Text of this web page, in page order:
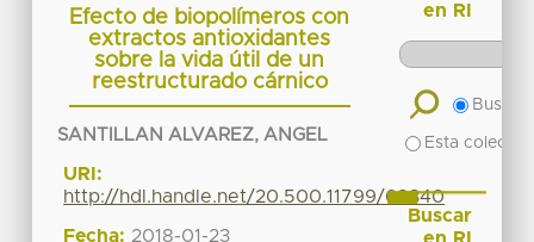
Efecto de biopolímeros con
extractos antioxidantes
sobre la vida útil de un
reestructurado cárnico
SANTILLAN ALVAREZ, ANGEL
URI:
http://hdl.handle.net/20.500.11799/68340
Fecha: 2018-01-23
en RI
Buscar
Esta
Buscar